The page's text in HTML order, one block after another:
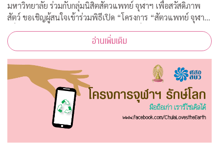
มหาวิทยาลัย ร่วมกับกลุ่มนิสิตสัตวแพทย์ จุฬาฯ เพื่อสวัสดิภาพ
สัตว์ ขอเชิญผู้สนใจเข้าร่วมพิธีเปิด “โครงการ “สัตวแพทย์ จุฬาฯ
เพื่อสวัสดิภาพสัตว์ในรั้วจุฬาฯ” ในวันพุธที่ 5 สิงหาคม 2563
เวลา 08.45 – 10.00 น. ณ ห้ออ่านเพิ่มเติม